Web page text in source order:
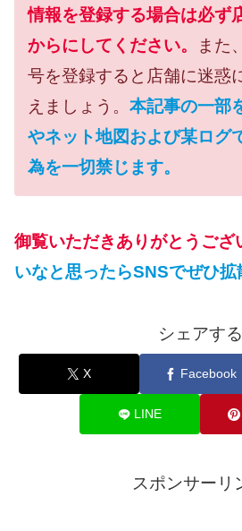
情報を登録する場合は必ず
からにしてください。
また
号を登録すると店舗に迷惑
えましょう。 本記事の一部
やネット地図および某ログ
為を一切禁じます。
御覧いただきありがとうござ
いなと思ったらSNSでぜひ拡
シェアする
X Facebook
LINE
スポンサーリ